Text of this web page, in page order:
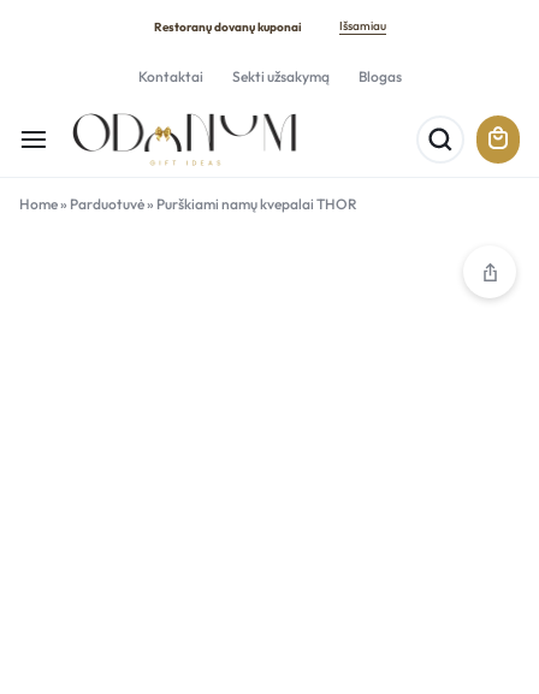
Restoranų dovanų kuponai Išsamiau
Kontaktai Sekti užsakymą Blogas
Home» Parduotuvė» Purškiami namų kvepalai THOR